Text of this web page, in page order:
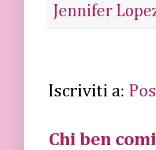
Jennifer
Iscriviti a:
Chi ben